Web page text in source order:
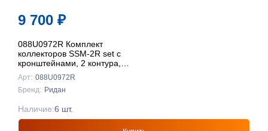
9 700 ₽
088U0972R Комплект
коллекторов SSM-2R set с
кронштейнами, 2 контура,
Ридан
Арт: 088U0972R
Бренд: Ридан
Наличие:6 шт.